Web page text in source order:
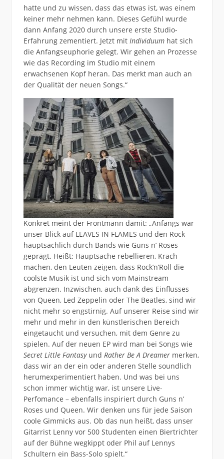
hatte und zu wissen, dass das etwas ist, was einem
keiner mehr nehmen kann. Dieses Gefühl wurde
dann Anfang 2020 durch unsere erste Studio-
Erfahrung zementiert. Jetzt mit Individuumhat sich
die Anfangseuphorie gelegt. Wir gehen an Prozesse
wie das Recording im Studio mit einem
erwachsenen Kopf heran. Das merkt man auch an
der Qualität der neuen Songs.“
Konkret meint der Frontmann damit: „Anfangs war
unser Blick auf LEAVES IN FLAMES und den Rock
hauptsächlich durch Bands wie Guns n’ Roses
geprägt. Heißt: Hauptsache rebellieren, Krach
machen, den Leuten zeigen, dass Rock’n’Roll die
coolste Musik ist und sich vom Mainstream
abgrenzen. Inzwischen, auch dank des Einflusses
von Queen, Led Zeppelin oder The Beatles, sind wir
nicht mehr so engstirnig. Auf unserer Reise sind wir
mehr und mehr in den künstlerischen Bereich
eingetaucht und versuchen, mit dem Genre zu
spielen. Auf der neuen EP wird man bei Songs wie
Secret Little Fantasyund Rather Be A Dreamermerken,
dass wir an der ein oder anderen Stelle soundlich
herumexperimentiert haben. Und was bei uns
schon immer wichtig war, ist unsere Live-
Perfomance – ebenfalls inspiriert durch Guns n’
Roses und Queen. Wir denken uns für jede Saison
coole Gimmicks aus. Ob das nun heißt, dass unser
Gitarrist Lenny vor 500 Studenten einen Biertrichter
auf der Bühne wegkippt oder Phil auf Lennys
Schultern ein Bass-Solo spielt.“